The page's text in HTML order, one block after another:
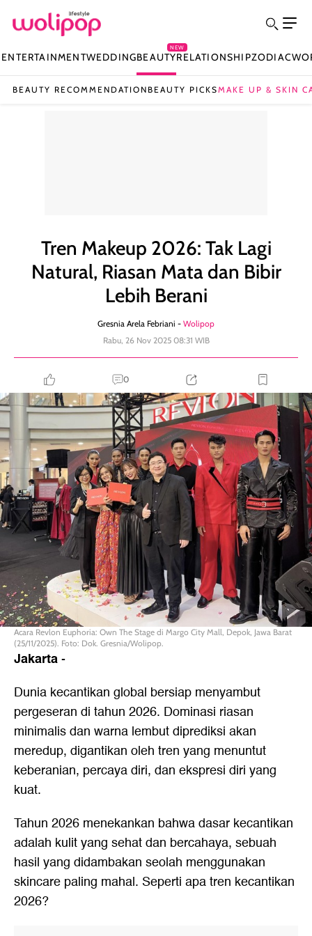
ENTERTAINMENTWEDDINGBEAUTY
NEW
RELATIONSHIPZODIAC
BEAUTY RECOMMENDATION BEAUTY PICKSMAKE UP & SKIN
Tren Makeup 2026: Tak Lagi
Natural, Riasan Mata dan Bibir
Lebih Berani
Gresnia Arela Febriani - Wolipop
Rabu, 26 Nov 2025 08:31 WIB
0
Acara Revlon Euphoria: Own The Stage di Margo City Mall, Depok, Jawa Barat
(25/11/2025). Foto: Dok. Gresnia/Wolipop.
Jakarta-
Dunia kecantikan global bersiap menyambut
pergeseran di tahun 2026. Dominasi riasan
minimalis dan warna lembut diprediksi akan
meredup, digantikan oleh tren yang menuntut
keberanian, percaya diri, dan ekspresi diri yang
kuat.
Tahun 2026 menekankan bahwa dasar kecantikan
adalah kulit yang sehat dan bercahaya, sebuah
hasil yang didambakan seolah menggunakan
skincare paling mahal. Seperti apa tren kecantikan
2026?